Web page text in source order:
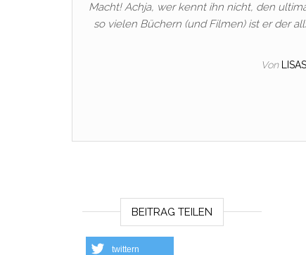
Macht! Achja, wer kennt ihn nicht, den
so vielen Büchern (und Filmen) ist er der
Von
BEITRAG TEILEN
twittern